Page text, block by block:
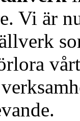
Vi är